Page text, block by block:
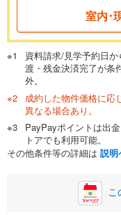
一般的には最長35年
が完済時の年齢は80
閉じる
頭金
0万円
自己資金から住宅購
い。一般的には物件
閉じる
ボーナス
0円
室内･
資料請求/見学予約日
渡・残金決済完了が条
外。
成約した物件価格に応
異なる場合あり。
PayPayポイントは出
トアでも利用可能。
その他条件等の詳細は 説明
こ